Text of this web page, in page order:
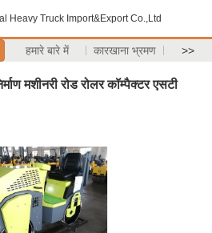
Heavy Truck Import&Export Co.,Ltd
हमारे बारे में कारखाना भ्रमण >>
मशीनरी रोड रोलर कॉम्पैक्टर एसटी